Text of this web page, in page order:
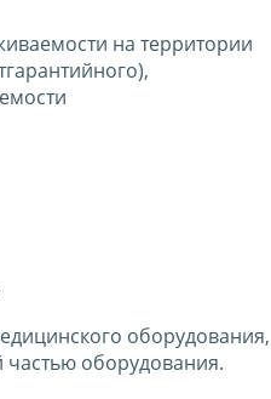
на территории
оборудования,
частью оборудования.